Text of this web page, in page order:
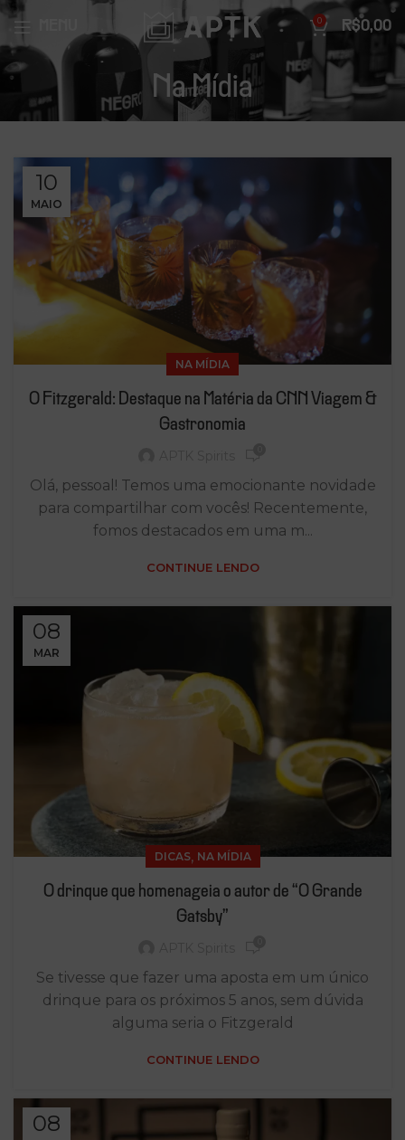
0 R$0,00
Na Mídia
10
MAIO
NA MÍDIA
O Fitzgerald: Destaque na Matéria da CNN Viagem &
Gastronomia
Olá, pessoal! Temos uma emocionante novidade
para compartilhar com vocês! Recentemente,
fomos destacados em uma m...
CONTINUE LENDO
08
MAR
DICAS, NA MÍDIA
O drinque que homenageia o autor de “O Grande
Gatsby”
Se tivesse que fazer uma aposta em um único
drinque para os próximos 5 anos, sem dúvida
alguma seria o Fitzgerald
CONTINUE LENDO
08